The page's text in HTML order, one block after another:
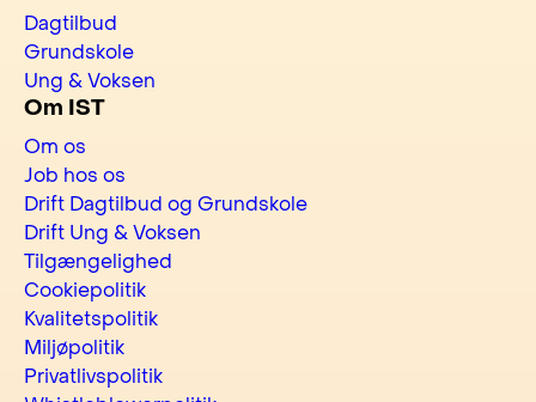
Dagtilbud
Grundskole
Ung & Voksen
Om IST
Om os
Job hos os
Drift Dagtilbud og Grundskole
Drift Ung & Voksen
Tilgængelighed
Cookiepolitik
Kvalitetspolitik
Miljøpolitik
Privatlivspolitik